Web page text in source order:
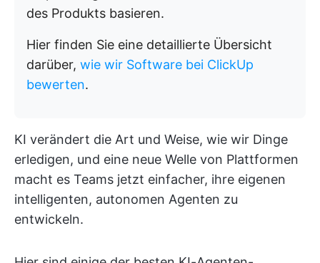
des Produkts basieren.
Hier finden Sie eine detaillierte Übersicht
darüber, wie wir Software bei ClickUp
bewerten.
KI verändert die Art und Weise, wie wir Dinge
erledigen, und eine neue Welle von Plattformen
macht es Teams jetzt einfacher, ihre eigenen
intelligenten, autonomen Agenten zu
entwickeln.